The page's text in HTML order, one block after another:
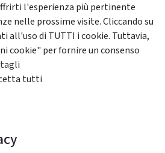
l'esperienza più pertinente
nelle prossime visite. Cliccando su
all'uso di TUTTI i cookie. Tuttavia,
cookie" per fornire un consenso
tutti